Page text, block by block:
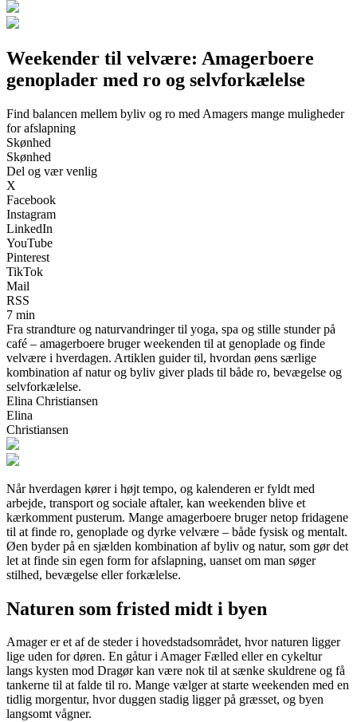
Weekender til velvære: Amagerboere
genoplader med ro og selvforkælelse
Find balancen mellem byliv og ro med Amagers mange muligheder
for afslapning
Skønhed
Skønhed
Del og vær venlig
X
Facebook
Instagram
LinkedIn
YouTube
Pinterest
TikTok
Mail
RSS
7 min
Fra strandture og naturvandringer til yoga, spa og stille stunder på
café – amagerboere bruger weekenden til at genoplade og finde
velvære i hverdagen. Artiklen guider til, hvordan øens særlige
kombination af natur og byliv giver plads til både ro, bevægelse og
selvforkælelse.
Elina Christiansen
Elina
Christiansen
Når hverdagen kører i højt tempo, og kalenderen er fyldt med
arbejde, transport og sociale aftaler, kan weekenden blive et
kærkomment pusterum. Mange amagerboere bruger netop fridagene
til at finde ro, genoplade og dyrke velvære – både fysisk og mentalt.
Øen byder på en sjælden kombination af byliv og natur, som gør det
let at finde sin egen form for afslapning, uanset om man søger
stilhed, bevægelse eller forkælelse.
Naturen som fristed midt i byen
Amager er et af de steder i hovedstadsområdet, hvor naturen ligger
lige uden for døren. En gåtur i Amager Fælled eller en cykeltur
langs kysten mod Dragør kan være nok til at sænke skuldrene og få
tankerne til at falde til ro. Mange vælger at starte weekenden med en
tidlig morgentur, hvor duggen stadig ligger på græsset, og byen
langsomt vågner.